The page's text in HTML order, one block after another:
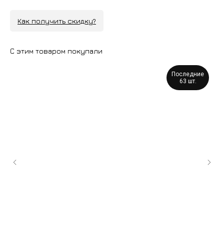
Как получить скидку?
С этим товаром покупали
Последние
63 шт.